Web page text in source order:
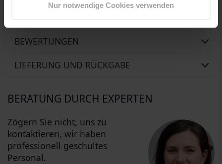
Nur notwendige Cookies verwenden
übersetzen... er entschuldigt sich, wenn es Fehler im Text gibt
BEWERTUNGEN
LIEFERUNG UND RÜCKGABE
BERATUNG DURCH EXPERTEN
Zögern Sie nicht, uns zu
kontaktieren, wir haben
professionell geschultes
Personal.